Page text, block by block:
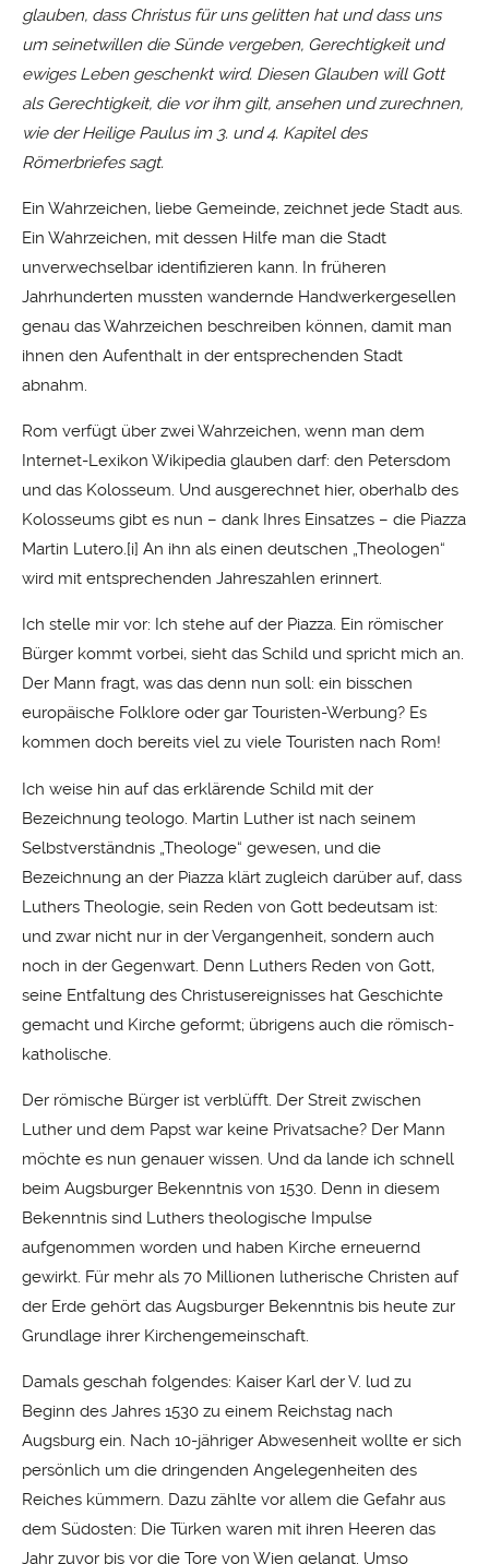
glauben, dass Christus für uns gelitten hat und dass uns
um seinetwillen die Sünde vergeben, Gerechtigkeit und
ewiges Leben geschenkt wird. Diesen Glauben will Gott
als Gerechtigkeit, die vor ihm gilt, ansehen und zurechnen,
wie der Heilige Paulus im 3. und 4. Kapitel des
Römerbriefes sagt.
Ein Wahrzeichen, liebe Gemeinde, zeichnet jede Stadt aus.
Ein Wahrzeichen, mit dessen Hilfe man die Stadt
unverwechselbar identifizieren kann. In früheren
Jahrhunderten mussten wandernde Handwerkergesellen
genau das Wahrzeichen beschreiben können, damit man
ihnen den Aufenthalt in der entsprechenden Stadt
abnahm.
Rom verfügt über zwei Wahrzeichen, wenn man dem
Internet-Lexikon Wikipedia glauben darf: den Petersdom
und das Kolosseum. Und ausgerechnet hier, oberhalb des
Kolosseums gibt es nun – dank Ihres Einsatzes – die Piazza
Martin Lutero.[i] An ihn als einen deutschen „Theologen“
wird mit entsprechenden Jahreszahlen erinnert.
Ich stelle mir vor: Ich stehe auf der Piazza. Ein römischer
Bürger kommt vorbei, sieht das Schild und spricht mich an.
Der Mann fragt, was das denn nun soll: ein bisschen
europäische Folklore oder gar Touristen-Werbung? Es
kommen doch bereits viel zu viele Touristen nach Rom!
Ich weise hin auf das erklärende Schild mit der
Bezeichnung teologo. Martin Luther ist nach seinem
Selbstverständnis „Theologe“ gewesen, und die
Bezeichnung an der Piazza klärt zugleich darüber auf, dass
Luthers Theologie, sein Reden von Gott bedeutsam ist:
und zwar nicht nur in der Vergangenheit, sondern auch
noch in der Gegenwart. Denn Luthers Reden von Gott,
seine Entfaltung des Christusereignisses hat Geschichte
gemacht und Kirche geformt; übrigens auch die römisch-
katholische.
Der römische Bürger ist verblüfft. Der Streit zwischen
Luther und dem Papst war keine Privatsache? Der Mann
möchte es nun genauer wissen. Und da lande ich schnell
beim Augsburger Bekenntnis von 1530. Denn in diesem
Bekenntnis sind Luthers theologische Impulse
aufgenommen worden und haben Kirche erneuernd
gewirkt. Für mehr als 70 Millionen lutherische Christen auf
der Erde gehört das Augsburger Bekenntnis bis heute zur
Grundlage ihrer Kirchengemeinschaft.
Damals geschah folgendes: Kaiser Karl der V. lud zu
Beginn des Jahres 1530 zu einem Reichstag nach
Augsburg ein. Nach 10-jähriger Abwesenheit wollte er sich
persönlich um die dringenden Angelegenheiten des
Reiches kümmern. Dazu zählte vor allem die Gefahr aus
dem Südosten: Die Türken waren mit ihren Heeren das
Jahr zuvor bis vor die Tore von Wien gelangt. Umso